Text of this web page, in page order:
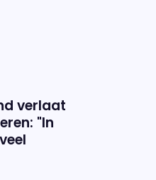
verlaat
"In